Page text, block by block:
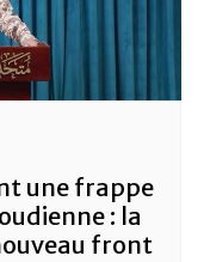
une frappe
: la
front